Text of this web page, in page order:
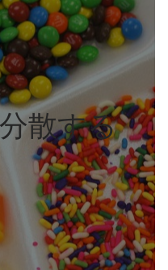
散する